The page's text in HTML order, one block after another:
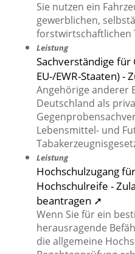
Sie nutzen ein
gewerblichen,
forstwirtschaftlichen
Leistung
Sachverständige
EU-/EWR-Staaten) -
Angehörige anderer
Deutschland als
Lebensmittel- und
Leistung
Hochschulzugang
Hochschulreife -
beantragen ➚
Wenn Sie für ein
herausragende
die allgemeine